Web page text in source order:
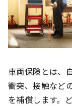
車両保険とは、
衝突、接触など
を補償します。